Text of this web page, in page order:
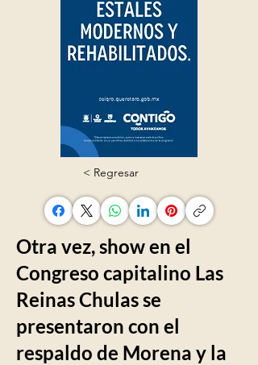
< Regresar
Otra vez, show en el
Congreso capitalino Las
Reinas Chulas se
presentaron con el
respaldo de Morena y la